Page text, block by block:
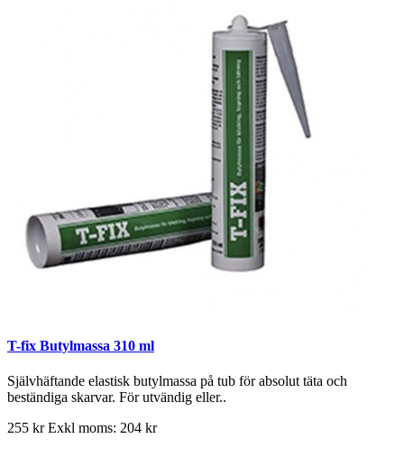
T-fix Butylmassa 310 ml
Självhäftande elastisk butylmassa på tub för absolut täta och
beständiga skarvar. För utvändig eller..
255 krExkl moms: 204 kr